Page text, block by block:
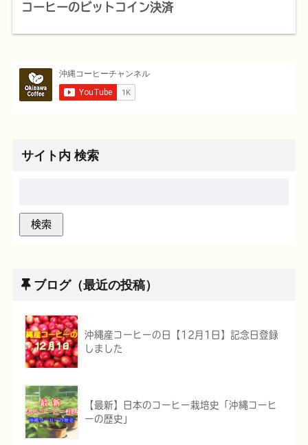
コーヒーのビットコイン決済
サイト内 検索
ブログ（最近の投稿）
沖縄産コーヒーの日【12月1日】記念日登録
しました
【最新】日本のコーヒー栽培史「沖縄コーヒ
ーの歴史」